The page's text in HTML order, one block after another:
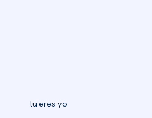
tu eres yo